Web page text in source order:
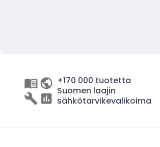
+170 000 tuotetta
Suomen laajin
sähkötarvikevalikoima